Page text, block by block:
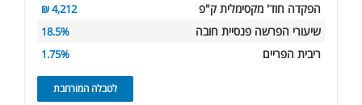
הפקדה חוד' מקסימלית ק"פ 4,212 ₪
שיעורי הפרשה פנסיית חובה 18.5%
ריבית הפריים 1.75%
לטבלה המורחבת